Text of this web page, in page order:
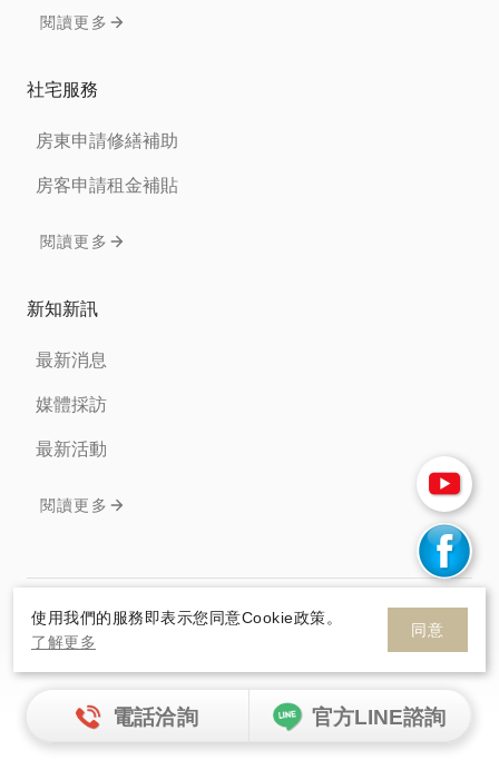
閱讀更多
社宅服務
房東申請修繕補助
房客申請租金補貼
閱讀更多
新知新訊
最新消息
媒體採訪
最新活動
閱讀更多
免責聲明 隱私權條款 Cookie政策
© 2026 HelloSanta. All rights reserve. 網頁設計
By
HelloSanta
電話洽詢 官方LINE諮詢
使用我們的服務即表示您同意Cookie政策。
了解更多
同意